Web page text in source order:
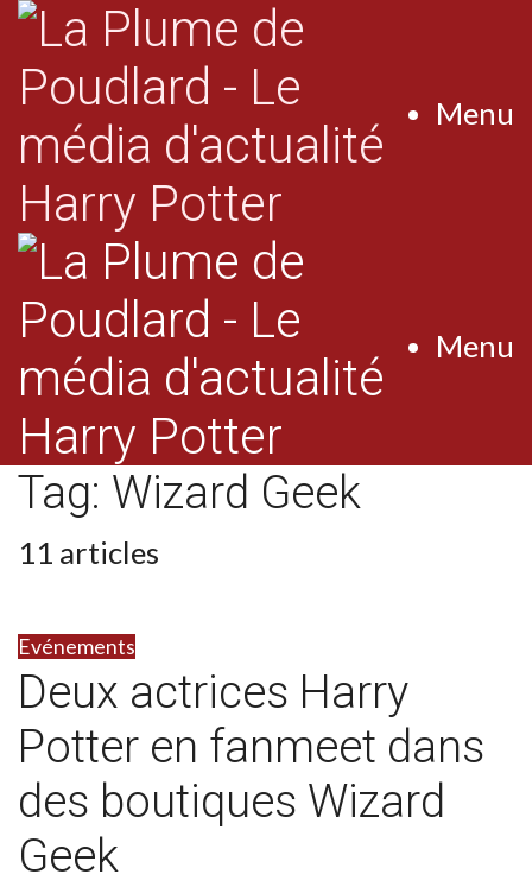
Menu
Menu
Tag: Wizard Geek
11 articles
Evénements
Deux actrices Harry
Potter en fanmeet dans
des boutiques Wizard
Geek